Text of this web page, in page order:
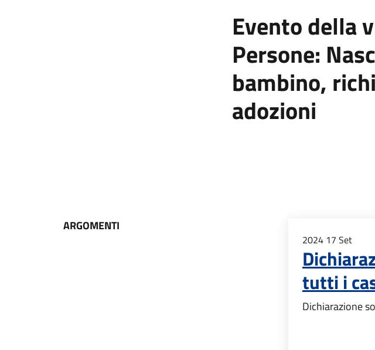
Evento della
Persone:
bambino,
adozioni
ARGOMENTI
2024 17 Set
tutti i
Dichiarazione